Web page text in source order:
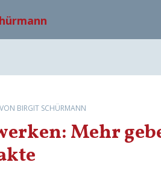
g
i
o
VON BIRGIT SCHÜRMANN
Mehr